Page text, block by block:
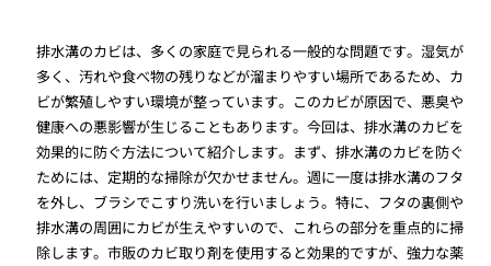
排水溝のカビは、多くの家庭で見られる一般的な問題です。湿気が
多く、汚れや食べ物の残りなどが溜まりやすい場所であるため、カ
ビが繁殖しやすい環境が整っています。このカビが原因で、悪臭や
健康への悪影響が生じることもあります。今回は、排水溝のカビを
効果的に防ぐ方法について紹介します。まず、排水溝のカビを防ぐ
ためには、定期的な掃除が欠かせません。週に一度は排水溝のフタ
を外し、ブラシでこすり洗いを行いましょう。特に、フタの裏側や
排水溝の周囲にカビが生えやすいので、これらの部分を重点的に掃
除します。市販のカビ取り剤を使用すると効果的ですが、強力な薬